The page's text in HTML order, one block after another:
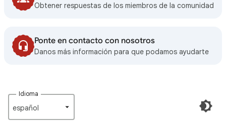
Obtener respuestas de los miembros de la comunidad
Ponte en contacto con nosotros
Danos más información para que podamos ayudarte
Idioma
español‎